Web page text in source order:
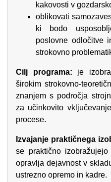
kakovosti v
oblikovati
ki bodo
poslovne odločitve
strokovno
Cilj programa: je
širokim strokovno-
znanjem s področja
za učinkovito
procese.
Izvajanje praktičnega
se praktično
opravlja dejavnost v
ustrezno opremo in kadre.